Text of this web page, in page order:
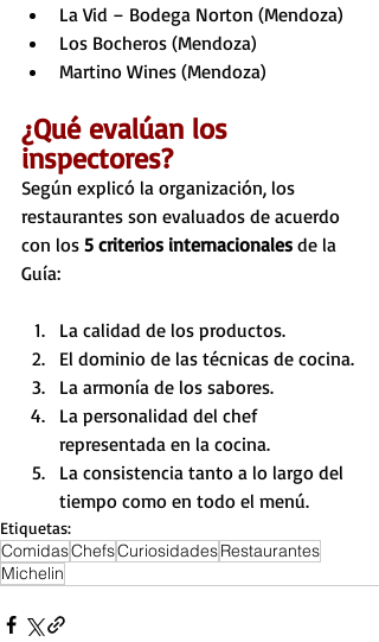
La Vid – Bodega Norton (Mendoza)
Los Bocheros (Mendoza)
Martino Wines (Mendoza)
¿Qué evalúan los
inspectores?
Según explicó la organización, los
restaurantes son evaluados de acuerdo
con los 5 criterios internacionales de la
Guía:
La calidad de los productos.
El dominio de las técnicas de cocina.
La armonía de los sabores.
La personalidad del chef
representada en la cocina.
La consistencia tanto a lo largo del
tiempo como en todo el menú.
Etiquetas:
ComidasChefsCuriosidadesRestaurantes
Michelin